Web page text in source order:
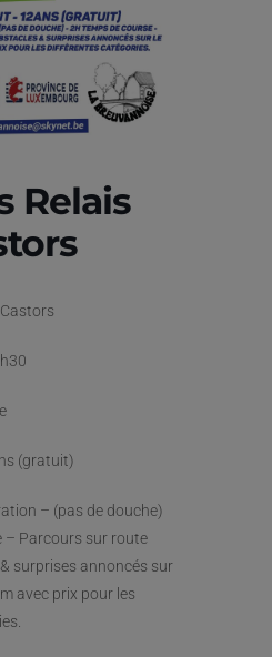
Relais
(gratuit)
– (pas de douche)
– Parcours sur route
surprises annoncés sur
avec prix pour les